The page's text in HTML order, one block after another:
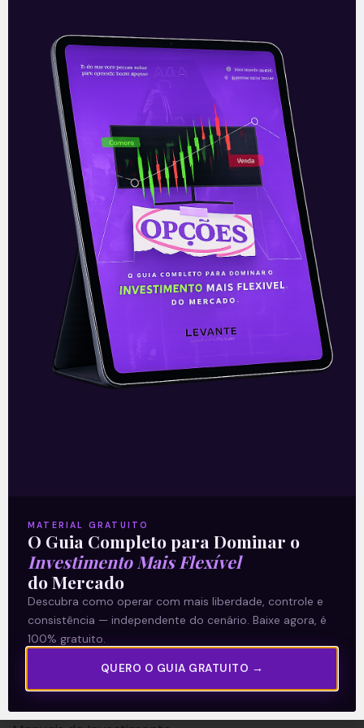
Investimentos de Renda Fixa:
Saiba Quais os Melhores Aqui!
Você conhece os investimentos de
Renda Fixa? Sabe quais as possibilidades
que eles oferecem? O universo dos
investimentos é repleto de alternativas.
Aos mais que
Leia mais
24/11/2020
Sobre nós
Termos e Condições
Política de Privacidade
Explore
Artigos
MATERIAL GRATUITO
O Guia Completo para Dominar o
Investimento Mais Flexível
do Mercado
Descubra como operar com mais liberdade, controle e
consistência — independente do cenário. Baixe agora, é
100% gratuito.
QUERO O GUIA GRATUITO →